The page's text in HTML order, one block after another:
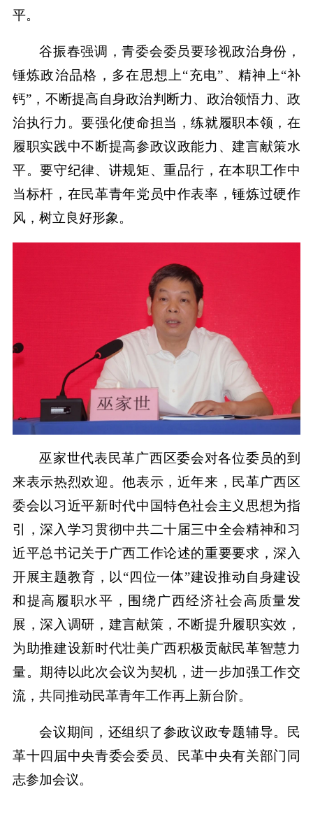
平。
谷振春强调，青委会委员要珍视政治身份，
锤炼政治品格，多在思想上“充电”、精神上“补
钙”，不断提高自身政治判断力、政治领悟力、政
治执行力。要强化使命担当，练就履职本领，在
履职实践中不断提高参政议政能力、建言献策水
平。要守纪律、讲规矩、重品行，在本职工作中
当标杆，在民革青年党员中作表率，锤炼过硬作
风，树立良好形象。
巫家世代表民革广西区委会对各位委员的到
来表示热烈欢迎。他表示，近年来，民革广西区
委会以习近平新时代中国特色社会主义思想为指
引，深入学习贯彻中共二十届三中全会精神和习
近平总书记关于广西工作论述的重要要求，深入
开展主题教育，以“四位一体”建设推动自身建设
和提高履职水平，围绕广西经济社会高质量发
展，深入调研，建言献策，不断提升履职实效，
为助推建设新时代壮美广西积极贡献民革智慧力
量。期待以此次会议为契机，进一步加强工作交
流，共同推动民革青年工作再上新台阶。
会议期间，还组织了参政议政专题辅导。民
革十四届中央青委会委员、民革中央有关部门同
志参加会议。